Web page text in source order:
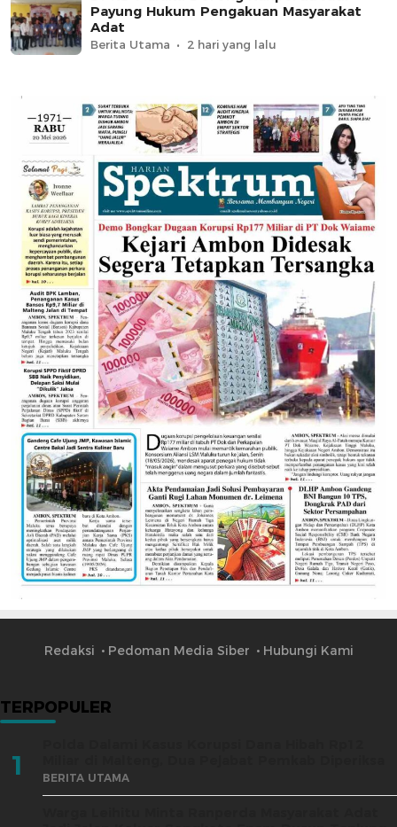
Payung Hukum Pengakuan Masyarakat
Adat
Berita Utama 2 hari yang lalu
Redaksi Pedoman Media Siber Hubungi Kami
TERPOPULER
1 BERITA UTAMA